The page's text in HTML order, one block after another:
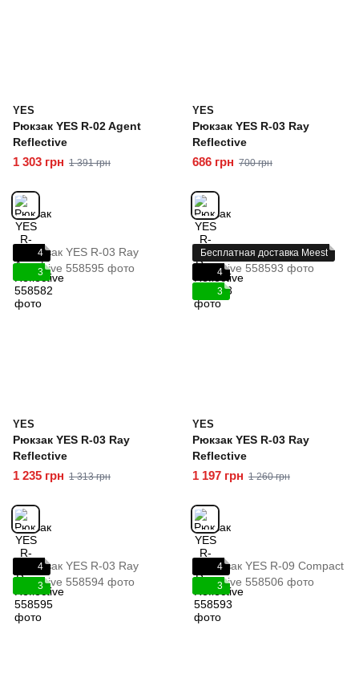
YES
Рюкзак YES R-02 Agent
Reflective
1 303 грн 1 391 грн
YES
Рюкзак YES R-03 Ray
Reflective
686 грн 700 грн
4
3
YES
Рюкзак YES R-03 Ray
Reflective
1 235 грн 1 313 грн
Бесплатная доставка Meest
4
3
YES
Рюкзак YES R-03 Ray
Reflective
1 197 грн 1 260 грн
4
3
4
3